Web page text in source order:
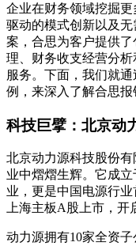
企业在财务领域挖掘
驱动的模式创新以及无
案，合思为客户提供
理、财务收支经营分析
服务。下面，我们就
例，来深入了解合思报
科技巨擘：北京动
北京动力源科技股份
业中熠熠生辉。它成
业，更是中国电源行
上海主板A股上市，开
动力源拥有10家全资